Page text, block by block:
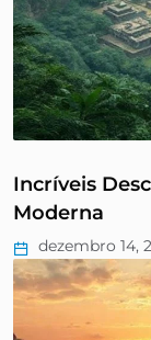
Incríveis
Moderna
dezembro 14,